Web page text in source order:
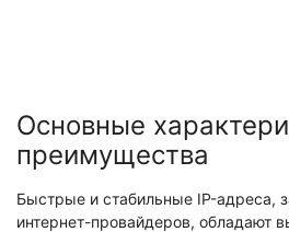
Основные
преимущества
Быстрые и стабильные IP-адреса,
интернет-провайдеров, обладают